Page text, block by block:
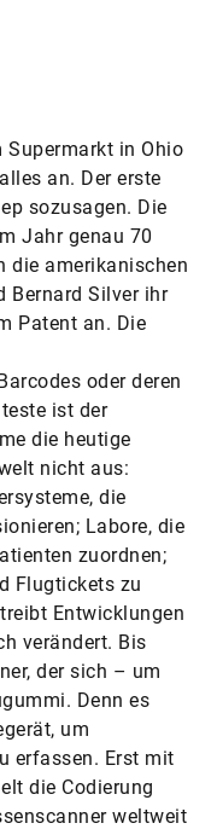
in Ohio
an. Der erste
sozusagen. Die
Jahr genau 70
die amerikanischen
Bernard Silver ihr
Patent an. Die
oder deren
ist der
die heutige
nicht aus:
die
Labore, die
zuordnen;
Flugtickets zu
Entwicklungen
verändert. Bis
der sich – um
Denn es
um
erfassen. Erst mit
die Codierung
weltweit